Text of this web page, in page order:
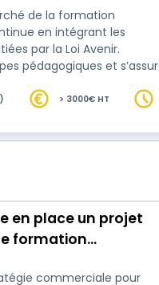
de la formation
en intégrant les
par la Loi Avenir.
pédagogiques et
virage du
formation de 6 jours
orienter la stratégie de
> 3000€ HT
en place un projet
formation
10J
commerciale pour